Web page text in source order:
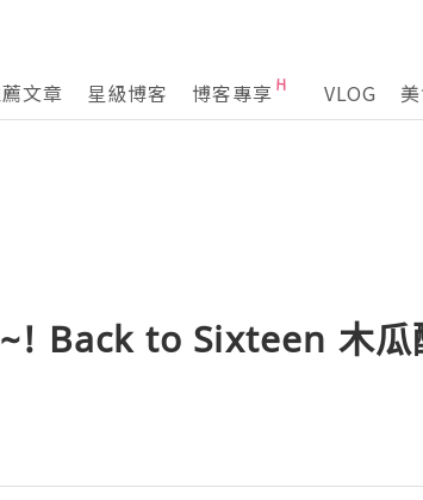
文章 星級博客 博客專享 VLOG
Back to Sixteen 木瓜